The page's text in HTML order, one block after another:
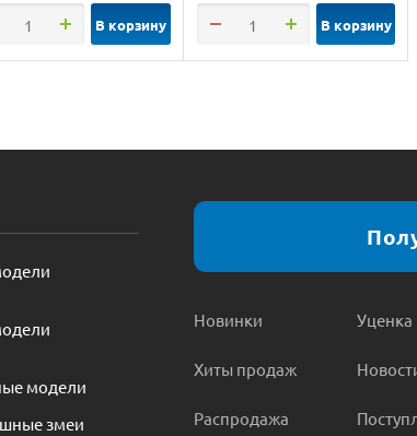
В корзину В корзину
модели
змеи
Новинки
Хиты продаж
Распродажа
Уценка